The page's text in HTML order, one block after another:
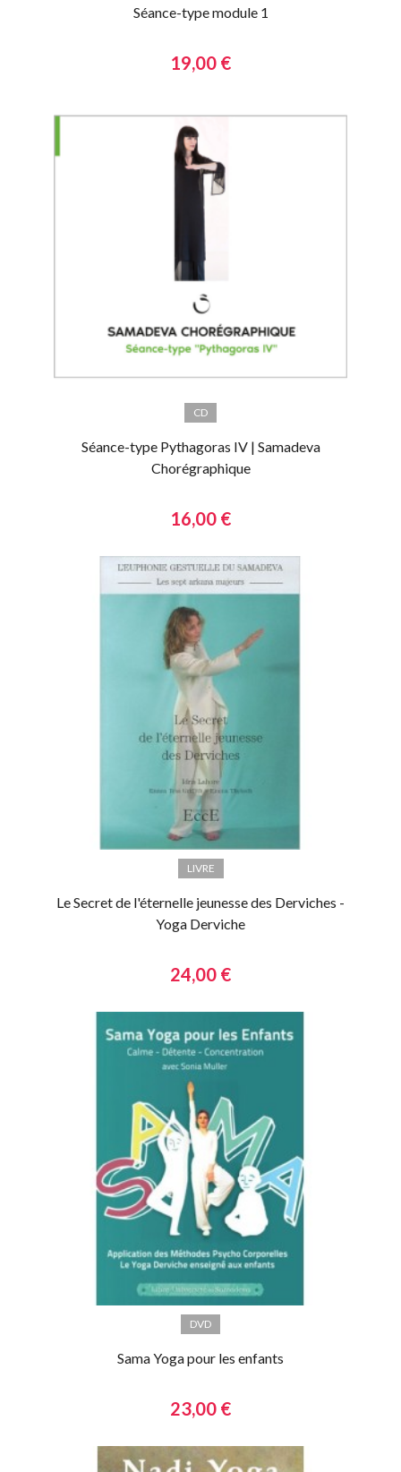
Séance-type module 1
19,00 €
CD
Séance-type Pythagoras IV | Samadeva
Chorégraphique
16,00 €
LIVRE
Le Secret de l'éternelle jeunesse des Derviches -
Yoga Derviche
24,00 €
DVD
Sama Yoga pour les enfants
23,00 €